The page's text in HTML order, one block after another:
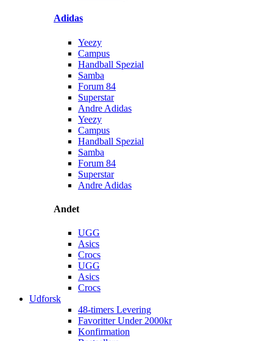
Adidas
Yeezy
Campus
Handball Spezial
Samba
Forum 84
Superstar
Andre Adidas
Yeezy
Campus
Handball Spezial
Samba
Forum 84
Superstar
Andre Adidas
Andet
UGG
Asics
Crocs
UGG
Asics
Crocs
Udforsk
48-timers Levering
Favoritter Under 2000kr
Konfirmation